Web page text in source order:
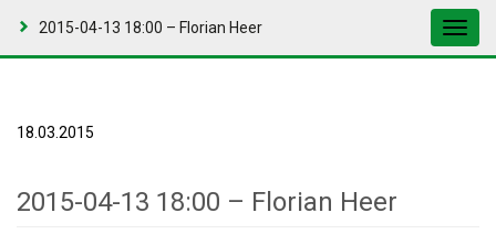
2015-04-13 18:00 – Florian Heer
18.03.2015
2015-04-13 18:00 – Florian Heer